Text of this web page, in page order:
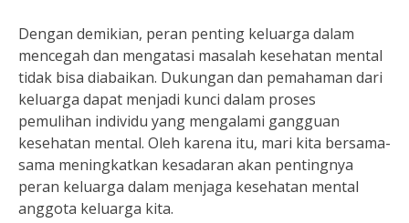
Dengan demikian, peran penting keluarga dalam
mencegah dan mengatasi masalah kesehatan mental
tidak bisa diabaikan. Dukungan dan pemahaman dari
keluarga dapat menjadi kunci dalam proses
pemulihan individu yang mengalami gangguan
kesehatan mental. Oleh karena itu, mari kita bersama-
sama meningkatkan kesadaran akan pentingnya
peran keluarga dalam menjaga kesehatan mental
anggota keluarga kita.